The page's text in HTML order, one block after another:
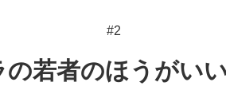
#高市早苗
#2
の若者のほうがい